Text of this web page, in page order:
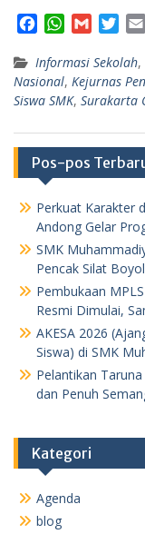
c
e
b
o
k
W
a
t
s
p
p
a
i
l
i
t
t
r
Informasi Sekolah,
Nasional, Kejurnas
Siswa SMK, Surakarta
Pos-pos
Perkuat Karakter
Andong Gelar
SMK
Pencak Silat
Pembukaan
Resmi Dimulai,
AKESA 2026
Siswa) di SMK
Pelantikan
dan Penuh
Kategori
Agenda
blog